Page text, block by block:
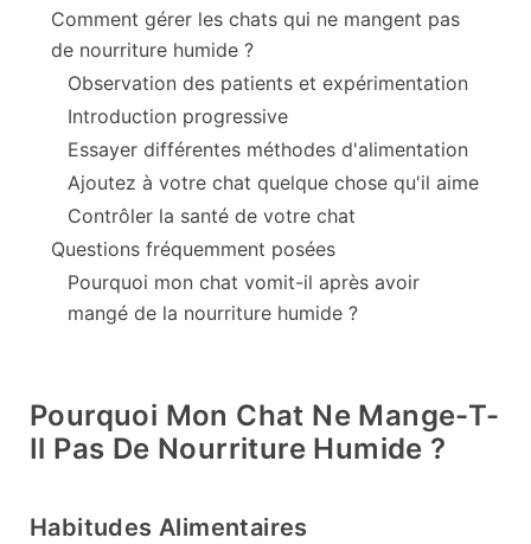
Comment gérer les chats qui ne mangent pas
de nourriture humide ?
Observation des patients et expérimentation
Introduction progressive
Essayer différentes méthodes d'alimentation
Ajoutez à votre chat quelque chose qu'il aime
Contrôler la santé de votre chat
Questions fréquemment posées
Pourquoi mon chat vomit-il après avoir
mangé de la nourriture humide ?
Pourquoi Mon Chat Ne Mange-T-
Il Pas De Nourriture Humide ?
Habitudes Alimentaires